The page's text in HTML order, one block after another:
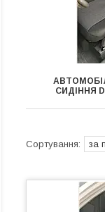
СИДІННЯ